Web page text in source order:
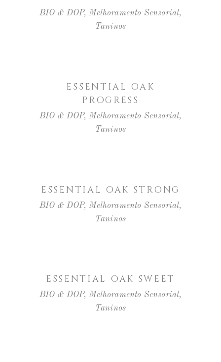
BIO & DOP,Melhoramento Sensorial,
Taninos
ESSENTIAL OAK
PROGRESS
BIO & DOP,Melhoramento Sensorial,
Taninos
ESSENTIAL OAK STRONG
BIO & DOP,Melhoramento Sensorial,
Taninos
ESSENTIAL OAK SWEET
BIO & DOP,Melhoramento Sensorial,
Taninos